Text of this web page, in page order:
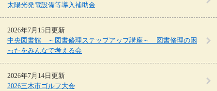
太陽光発電設備等導入補助金
2026年7月15日更新
中央図書館 ～図書修理ステップアップ講座～ 図書修理の困
ったをみんなで考える会
2026年7月14日更新
2026三木市ゴルフ大会